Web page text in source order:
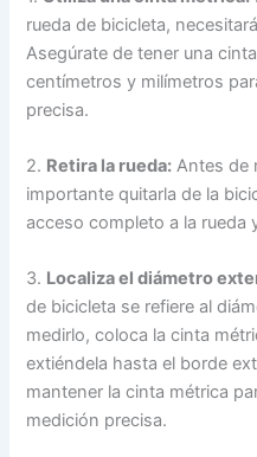
rueda de bicicleta,
Asegúrate de tener una
centímetros y milímetros
precisa.
2. Retira la rueda: Antes de
importante quitarla de la
acceso completo a la rueda
3. Localiza el diámetro
de bicicleta se refiere al
medirlo, coloca la cinta
extiéndela hasta el borde
mantener la cinta métrica
medición precisa.